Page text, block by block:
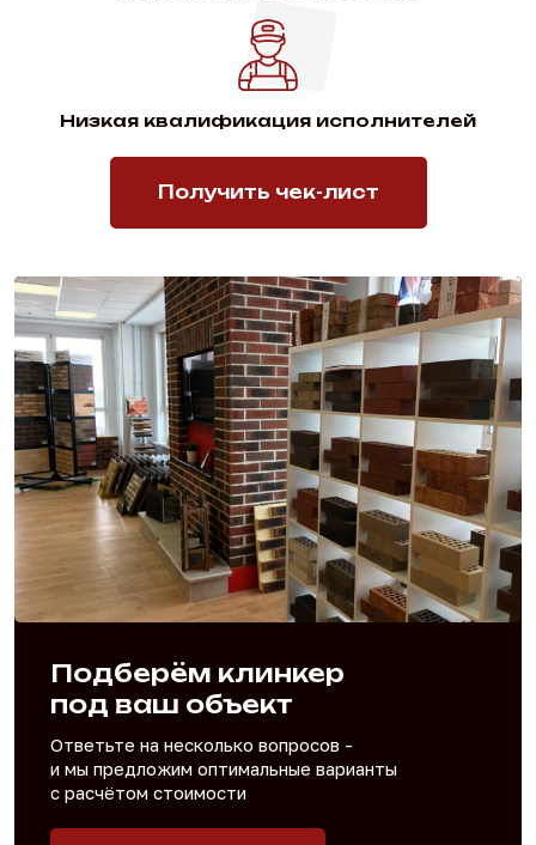
Низкая квалификация исполнителей
Получить чек-лист
Подберём клинкер
под ваш объект
Ответьте на несколько вопросов -
и мы предложим оптимальные варианты
с расчётом стоимости